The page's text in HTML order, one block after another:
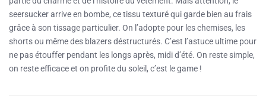
seersucker arrive en bombe, ce tissu texturé qui garde bien au frais
grâce à son tissage particulier. On l’adopte pour les chemises, les
shorts ou même des blazers déstructurés. C’est l’astuce ultime pour
ne pas étouffer pendant les longs après, midi d’été. On reste simple,
on reste efficace et on profite du soleil, c’est le game !